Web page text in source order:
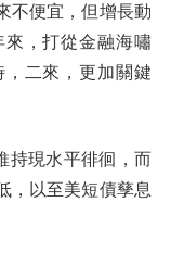
便宜，但增長動
，打從金融海嘯
二來，更加關鍵
現水平徘徊，而
，以至美短債孳息